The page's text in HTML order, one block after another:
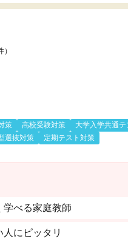
）
策 高校受験対策 大学入学共通
選抜対策 定期テスト対策
学べる家庭教師
にピッタリ